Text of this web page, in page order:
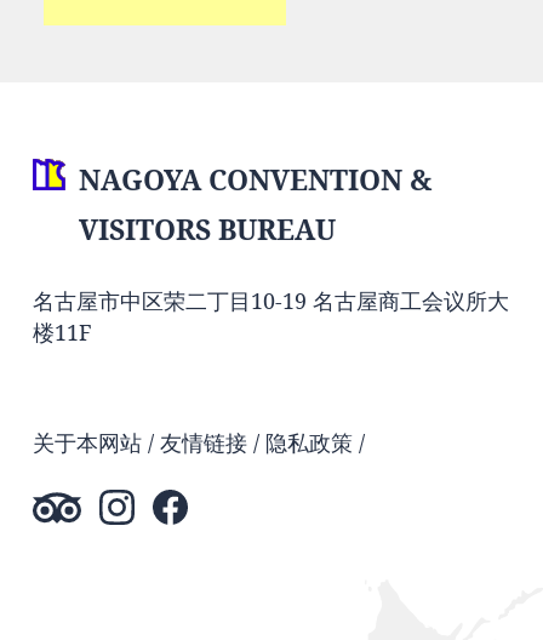
NAGOYA CONVENTION &
VISITORS BUREAU
名古屋市中区荣二丁目10-19 名古屋商工会议所大
楼11F
关于本网站 友情链接 隐私政策